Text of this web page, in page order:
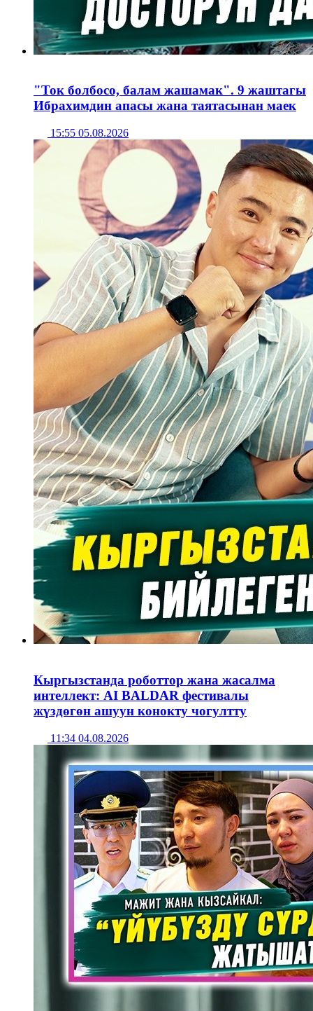
"Ток болбосо, балам жашамак". 9 жаштагы
Ибрахимдин апасы жана таятасынан маек
15:55 05.08.2026
Кыргызстанда роботтор жана жасалма
интеллект: AI BALDAR фестивалы
жүздөгөн ашуун конокту чогултту
11:34 04.08.2026